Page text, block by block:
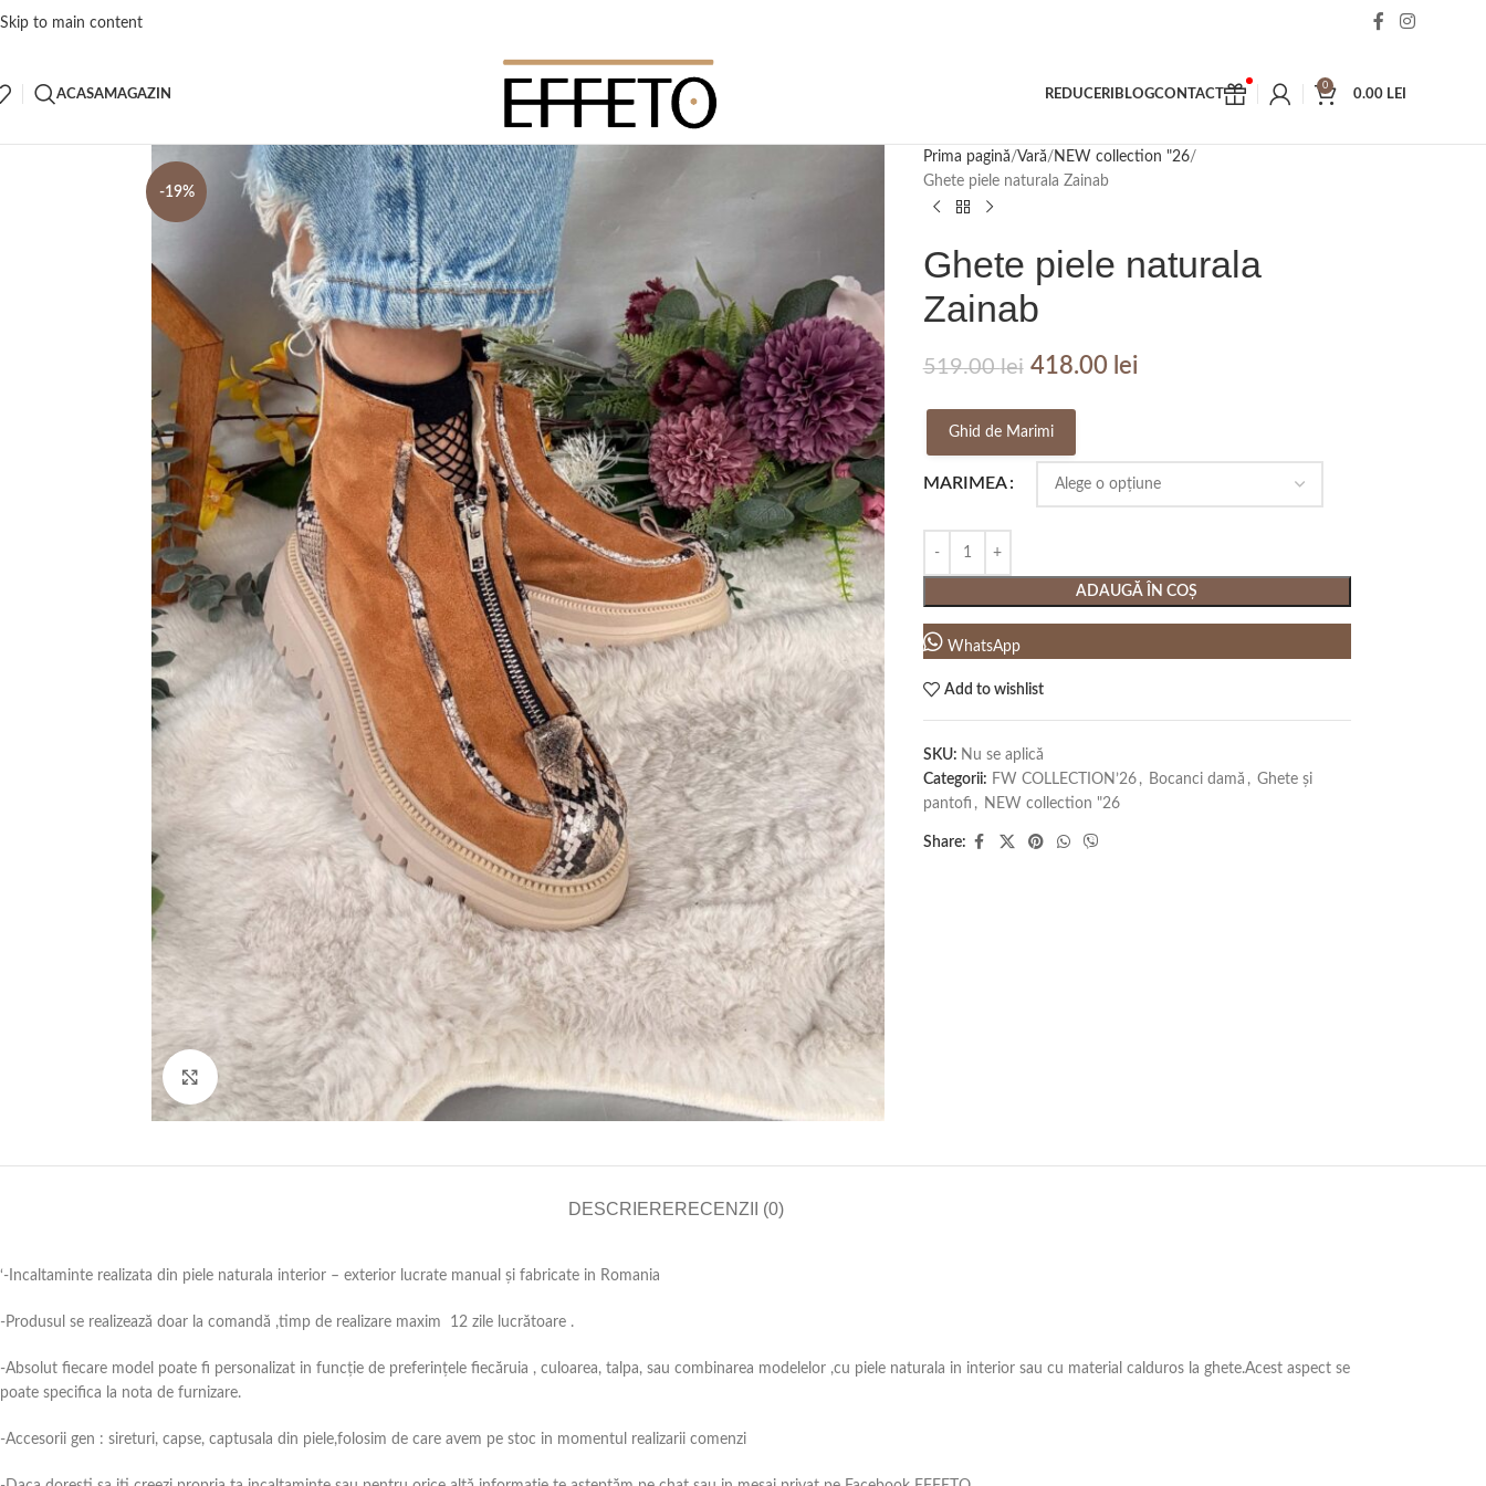
Skip to main content
ACASAMAGAZIN REDUCERI BLOGCONTACT
0
0.00 LEI
-19%
Click to enlarge
Prima pagină Vară
NEW collection "26
Ghete piele naturala Zainab
Ghete piele naturala
Zainab
519.00lei 418.00 lei
Ghid de Marimi
MARIMEA
ADAUGĂ ÎN COȘ
WhatsApp
Add to wishlist
SKU: Nu se aplică
Categorii: FW COLLECTION’26 , Bocanci damă , Ghete și
pantofi , NEW collection "26
Share:
DESCRIERERECENZII (0)
‘-Incaltaminte realizata din piele naturala interior – exterior lucrate manual și fabricate in Romania
-Produsul se realizează doar la comandă ,timp de realizare maxim 12 zile lucrătoare .
-Absolut fiecare model poate fi personalizat in funcție de preferințele fiecăruia , culoarea, talpa, sau combinarea modelelor ,cu piele naturala in interior sau cu material calduros la ghete.Acest aspect se
poate specifica la nota de furnizare.
-Accesorii gen : sireturi, capse, captusala din piele,folosim de care avem pe stoc in momentul realizarii comenzi